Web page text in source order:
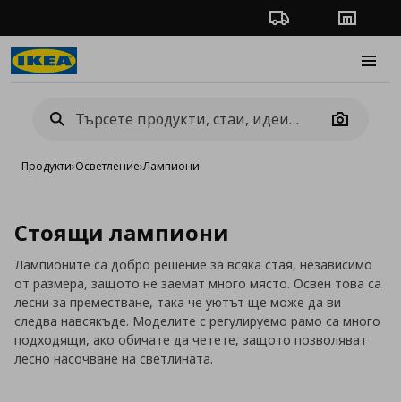
Проследяване на
Camera
Продукти›Осветление›Лампиони
Стоящи лампиони
Лампионите са добро решение за всяка стая, независимо
от размера, защото не заемат много място. Освен това са
лесни за преместване, така че уютът ще може да ви
следва навсякъде. Моделите с регулируемо рамо са много
подходящи, ако обичате да четете, защото позволяват
лесно насочване на светлината.